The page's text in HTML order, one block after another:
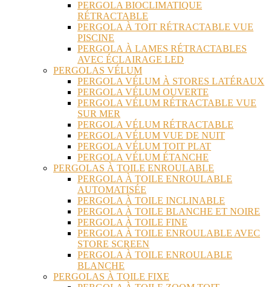
PERGOLA BIOCLIMATIQUE
RÉTRACTABLE
PERGOLA À TOIT RÉTRACTABLE VUE
PISCINE
PERGOLA À LAMES RÉTRACTABLES
AVEC ÉCLAIRAGE LED
PERGOLAS VÉLUM
PERGOLA VÉLUM À STORES LATÉRAUX
PERGOLA VÉLUM OUVERTE
PERGOLA VÉLUM RÉTRACTABLE VUE
SUR MER
PERGOLA VÉLUM RÉTRACTABLE
PERGOLA VÉLUM VUE DE NUIT
PERGOLA VÉLUM TOIT PLAT
PERGOLA VÉLUM ÉTANCHE
PERGOLAS À TOILE ENROULABLE
PERGOLA À TOILE ENROULABLE
AUTOMATISÉE
PERGOLA À TOILE INCLINABLE
PERGOLA À TOILE BLANCHE ET NOIRE
PERGOLA À TOILE FINE
PERGOLA À TOILE ENROULABLE AVEC
STORE SCREEN
PERGOLA À TOILE ENROULABLE
BLANCHE
PERGOLAS À TOILE FIXE